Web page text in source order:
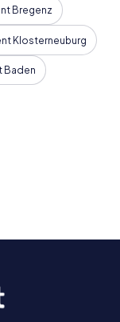
Bregenz
Klosterneuburg
Baden